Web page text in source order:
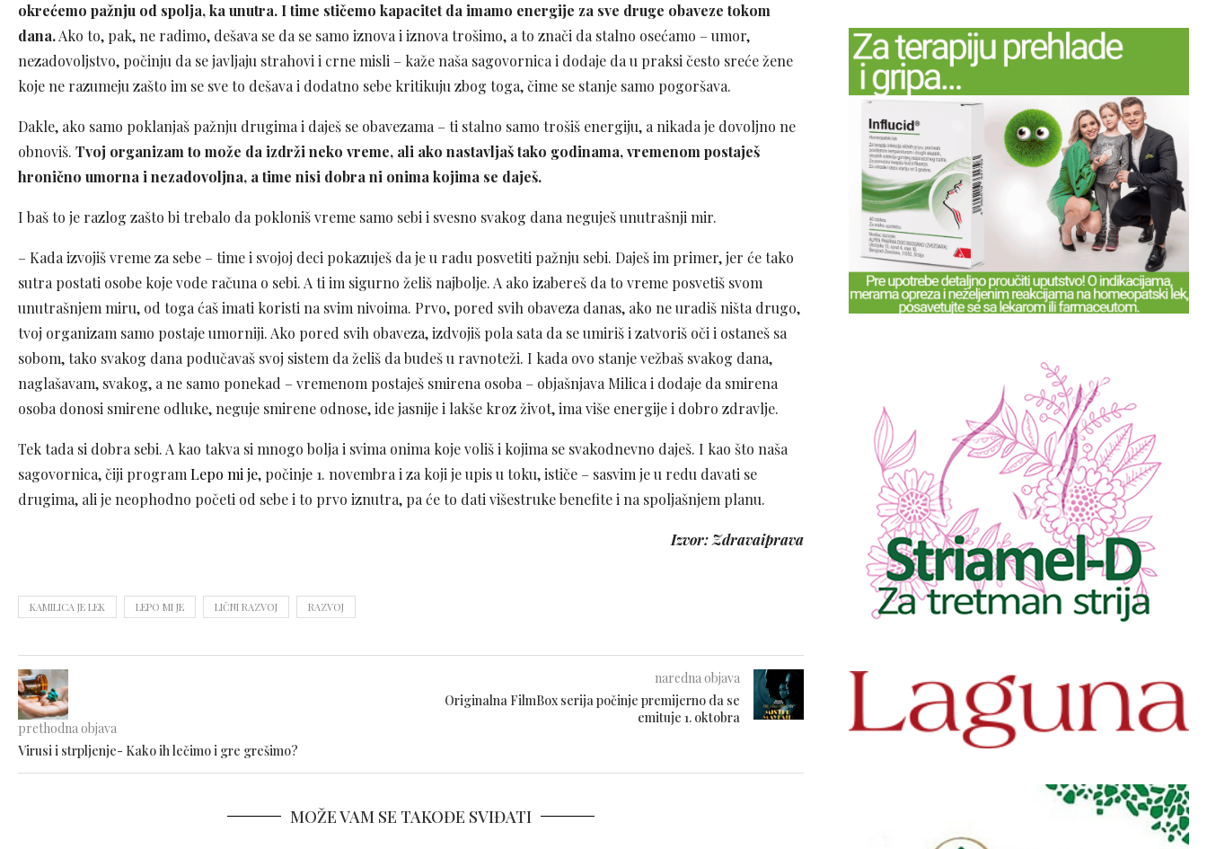
okrećemo pažnju od spolja, ka unutra. I time stičemo kapacitet da imamo energije za sve druge obaveze tokom
dana.Ako to, pak, ne radimo, dešava se da se samo iznova i iznova trošimo, a to znači da stalno osećamo – umor,
nezadovoljstvo, počinju da se javljaju strahovi i crne misli – kaže naša sagovornica i dodaje da u praksi često sreće žene
koje ne razumeju zašto im se sve to dešava i dodatno sebe kritikuju zbog toga, čime se stanje samo pogoršava.
Dakle, ako samo poklanjaš pažnju drugima i daješ se obavezama – ti stalno samo trošiš energiju, a nikada je dovoljno ne
obnoviš. Tvoj organizam to može da izdrži neko vreme, ali ako nastavljaš tako godinama, vremenom postaješ
hronično umorna i nezadovoljna, a time nisi dobra ni onima kojima se daješ.
I baš to je razlog zašto bi trebalo da pokloniš vreme samo sebi i svesno svakog dana neguješ unutrašnji mir.
– Kada izvojiš vreme za sebe – time i svojoj deci pokazuješ da je u radu posvetiti pažnju sebi. Daješ im primer, jer će tako
sutra postati osobe koje vode računa o sebi. A ti im sigurno želiš najbolje. A ako izabereš da to vreme posvetiš svom
unutrašnjem miru, od toga ćaš imati koristi na svim nivoima. Prvo, pored svih obaveza danas, ako ne uradiš ništa drugo,
tvoj organizam samo postaje umorniji. Ako pored svih obaveza, izdvojiš pola sata da se umiriš i zatvoriš oči i ostaneš sa
sobom, tako svakog dana podučavaš svoj sistem da želiš da budeš u ravnoteži. I kada ovo stanje vežbaš svakog dana,
naglašavam, svakog, a ne samo ponekad – vremenom postaješ smirena osoba – objašnjava Milica i dodaje da smirena
osoba donosi smirene odluke, neguje smirene odnose, ide jasnije i lakše kroz život, ima više energije i dobro zdravlje.
Tek tada si dobra sebi. A kao takva si mnogo bolja i svima onima koje voliš i kojima se svakodnevno daješ. I kao što naša
sagovornica, čiji program Lepo mi je, počinje 1. novembra i za koji je upis u toku, ističe – sasvim je u redu davati se
drugima, ali je neophodno početi od sebe i to prvo iznutra, pa će to dati višestruke benefite i na spoljašnjem planu.
Izvor: Zdravaiprava
KAMILICA JE LEK LEPO MI JE LIČNI RAZVOJ RAZVOJ
prethodna objava
Virusi i strpljenje- Kako ih lečimo i gre grešimo?
naredna objava
Originalna FilmBox serija počinje premijerno da se
emituje 1. oktobra
MOŽE VAM SE TAKOĐE SVIĐATI